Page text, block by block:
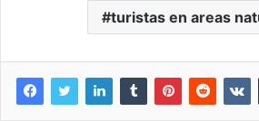
turistas en areas